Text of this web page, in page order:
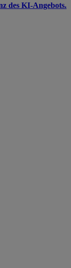
des KI-Angebots.